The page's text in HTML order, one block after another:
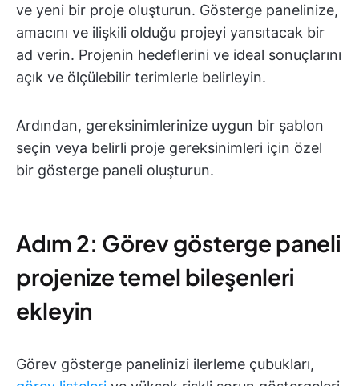
ve yeni bir proje oluşturun. Gösterge panelinize,
amacını ve ilişkili olduğu projeyi yansıtacak bir
ad verin. Projenin hedeflerini ve ideal sonuçlarını
açık ve ölçülebilir terimlerle belirleyin.
Ardından, gereksinimlerinize uygun bir şablon
seçin veya belirli proje gereksinimleri için özel
bir gösterge paneli oluşturun.
Adım 2: Görev gösterge paneli
projenize temel bileşenleri
ekleyin
Görev gösterge panelinizi ilerleme çubukları,